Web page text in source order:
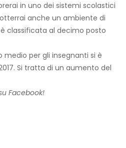
in uno dei sistemi scolastici
anche un ambiente di
è classificata al decimo posto
per gli insegnanti si è
Si tratta di un aumento del
Facebook!